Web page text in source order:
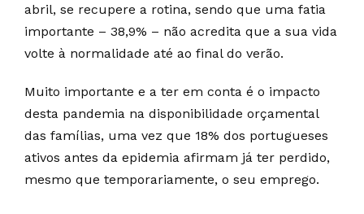
abril, se recupere a rotina, sendo que uma fatia
importante – 38,9% – não acredita que a sua vida
volte à normalidade até ao final do verão.
Muito importante e a ter em conta é o impacto
desta pandemia na disponibilidade orçamental
das famílias, uma vez que 18% dos portugueses
ativos antes da epidemia afirmam já ter perdido,
mesmo que temporariamente, o seu emprego.